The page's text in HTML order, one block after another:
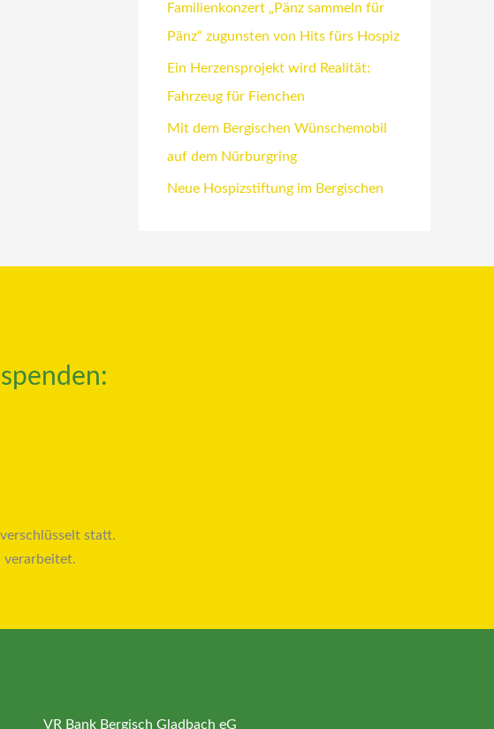
Familienkonzert „Pänz sammeln für
Pänz“ zugunsten von Hits fürs Hospiz
Ein Herzensprojekt wird Realität:
Fahrzeug für Fienchen
Mit dem Bergischen Wünschemobil
auf dem Nürburgring
Neue Hospizstiftung im Bergischen
statt.
verarbeitet.
VR Bank Bergisch Gladbach eG